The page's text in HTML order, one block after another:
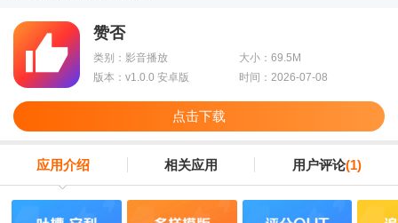
赞否
类别：影音播放
大小：69.5M
版本：v1.0.0 安卓版
时间：2026-07-08
点击下载
应用介绍 相关应用 用户评论(1)